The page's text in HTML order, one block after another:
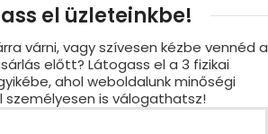
el üzleteinkbe!
várni, vagy szívesen kézbe vennéd a
előtt? Látogass el a 3 fizikai
ahol weboldalunk minőségi
személyesen is válogathatsz!